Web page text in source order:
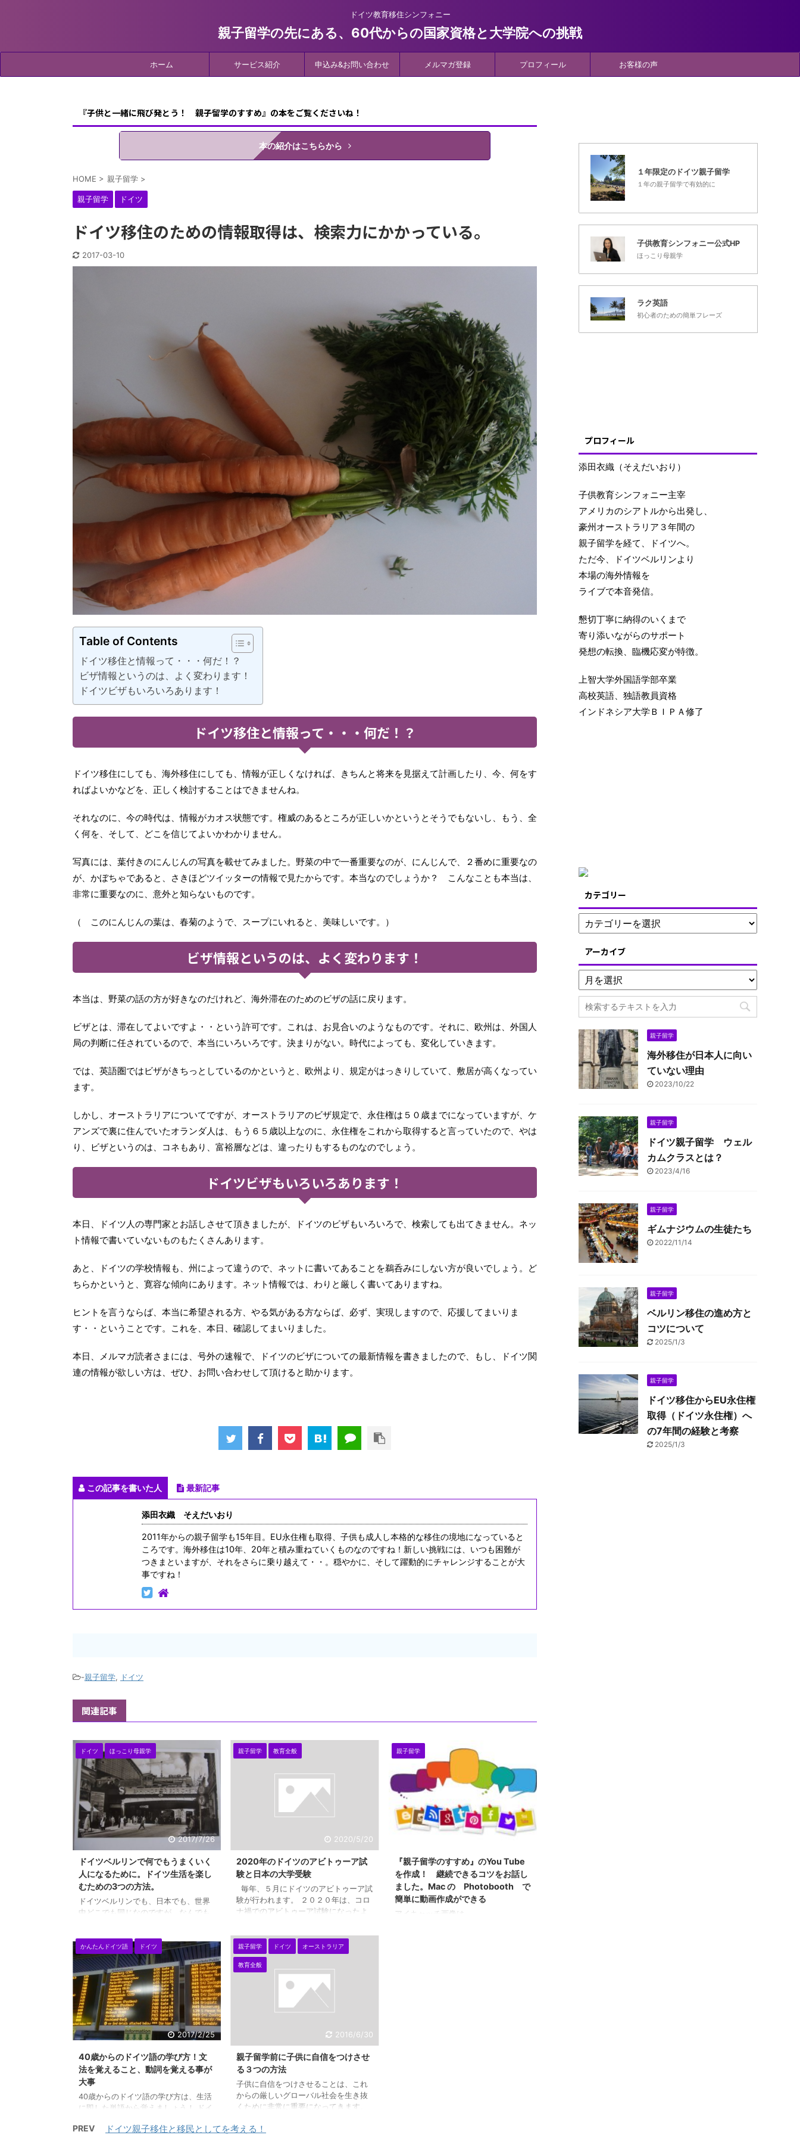
ドイツ教育移住シンフォニー
親子留学の先にある、60代からの国家資格と大学院への挑戦
ホーム サービス紹介 申込み&お問い合わせ メルマガ登録 プロフィール お客様の声
『子供と一緒に飛び発とう！ 親子留学のすすめ』の本をご覧くださいね！
本の紹介はこちらから
HOME > 親子留学 >
親子留学 ドイツ
ドイツ移住のための情報取得は、検索力にかかっている。
2017-03-10
Table of Contents
ドイツ移住と情報って・・・何だ！？
ビザ情報というのは、よく変わります！
ドイツビザもいろいろあります！
ドイツ移住と情報って・・・何だ！？
ドイツ移住にしても、海外移住にしても、情報が正しくなければ、きちんと将来を見据えて計画したり、今、何をす
ればよいかなどを、正しく検討することはできませんね。
それなのに、今の時代は、情報がカオス状態です。権威のあるところが正しいかというとそうでもないし、もう、全
く何を、そして、どこを信じてよいかわかりません。
写真には、葉付きのにんじんの写真を載せてみました。野菜の中で一番重要なのが、にんじんで、２番めに重要なの
が、かぼちゃであると、さきほどツイッターの情報で見たからです。本当なのでしょうか？ こんなことも本当は、
非常に重要なのに、意外と知らないものです。
（ このにんじんの葉は、春菊のようで、スープにいれると、美味しいです。）
ビザ情報というのは、よく変わります！
本当は、野菜の話の方が好きなのだけれど、海外滞在のためのビザの話に戻ります。
ビザとは、滞在してよいですよ・・という許可です。これは、お見合いのようなものです。それに、欧州は、外国人
局の判断に任されているので、本当にいろいろです。決まりがない。時代によっても、変化していきます。
では、英語圏ではビザがきちっとしているのかというと、欧州より、規定がはっきりしていて、敷居が高くなってい
ます。
しかし、オーストラリアについてですが、オーストラリアのビザ規定で、永住権は５０歳までになっていますが、ケ
アンズで裏に住んでいたオランダ人は、もう６５歳以上なのに、永住権をこれから取得すると言っていたので、やは
り、ビザというのは、コネもあり、富裕層などは、違ったりもするものなのでしょう。
ドイツビザもいろいろあります！
本日、ドイツ人の専門家とお話しさせて頂きましたが、ドイツのビザもいろいろで、検索しても出てきません。ネッ
ト情報で書いていないものもたくさんあります。
あと、ドイツの学校情報も、州によって違うので、ネットに書いてあることを鵜呑みにしない方が良いでしょう。ど
ちらかというと、寛容な傾向にあります。ネット情報では、わりと厳しく書いてありますね。
ヒントを言うならば、本当に希望される方、やる気がある方ならば、必ず、実現しますので、応援してまいりま
す・・ということです。これを、本日、確認してまいりました。
本日、メルマガ読者さまには、号外の速報で、ドイツのビザについての最新情報を書きましたので、もし、ドイツ関
連の情報が欲しい方は、ぜひ、お問い合わせして頂けると助かります。
この記事を書いた人 最新記事
添田衣織 そえだいおり
2011年からの親子留学も15年目。EU永住権も取得、子供も成人し本格的な移住の境地になっていると
ころです。海外移住は10年、20年と積み重ねていくものなのですね！新しい挑戦には、いつも困難が
つきまといますが、それをさらに乗り越えて・・。穏やかに、そして躍動的にチャレンジすることが大
事ですね！
-親子留学, ドイツ
関連記事
ドイツ ほっこり母親学
2017/7/26
ドイツベルリンで何でもうまくいく
人になるために。ドイツ生活を楽し
むための3つの方法。
ドイツベルリンでも、日本でも、世界
中どこでも同じなのですが、なんでも
大学の附属小学校のものすごい抽選の
倍率、30倍くらいを合格するお母さん
の法則を見つけようと、いろいろな人
を観察していた時期もありました。 30
倍の抽選を突破できるお母さんの特徴
は、簡単にいうと、お綺麗な方で
す！ お綺麗といっても、モデルのよ
うな綺麗さから、いろいろとあります
が、基本的には、聡明そうな賢い感じ
麗な方というのは、毎日の考え ...
親子留学 教育全般
2020/5/20
2020年のドイツのアビトゥーア試
験と日本の大学受験
毎年、５月にドイツのアビトゥーア試
験が行われます。 ２０２０年は、コロ
ナ禍でのアビトゥーア試験になったよ
トゥーア試験 どうなった？ 息子の
友人たちは、２０２０年のコロナ状況
下でドイツのアビトゥーア試験をした
そうです。 まだ、これから少し残って
いる科目もあるそうです。 授業もなか
ったのに、卒業試験をする・・という
感じだったようです。 点数のつけ方な
ども、細かくて、よく聞かないとわか
親子留学
『親子留学のすすめ』のYou Tube
を作成！ 継続できるコツをお話し
ました。Mac の Photobooth で
簡単に動画作成ができる
アイキャッチ画像は、
かんたんドイツ語 ドイツ
2017/2/25
40歳からのドイツ語の学び方！文
法を覚えること、動詞を覚える事が
大事
40歳からのドイツ語の学び方は、生活
に即した単語から覚えましょう！ ドイ
は、こちらのドイツ社会融合講座（イ
親子留学 ドイツ オーストラリア
教育全般
2016/6/30
親子留学前に子供に自信をつけさせ
る３つの方法
子供に自信をつけさせることは、これ
からの厳しいグローバル社会を生き抜
くために非常に重要になってきます。
について、厳しい意見を書いておられ
PREV ドイツ親子移住と移民としてを考える！
１年限定のドイツ親子留学
１年の親子留学で有効的に
子供教育シンフォニー公式HP
ほっこり母親学
ラク英語
初心者のための簡単フレーズ
プロフィール
添田衣織（そえだいおり）
子供教育シンフォニー主宰
アメリカのシアトルから出発し、
豪州オーストラリア３年間の
親子留学を経て、ドイツへ。
ただ今、ドイツベルリンより
本場の海外情報を
ライブで本音発信。
懇切丁寧に納得のいくまで
寄り添いながらのサポート
発想の転換、臨機応変が特徴。
上智大学外国語学部卒業
高校英語、独語教員資格
インドネシア大学ＢＩＰＡ修了
カテゴリー
アーカイブ
親子留学
海外移住が日本人に向い
ていない理由
2023/10/22
親子留学
ドイツ親子留学 ウェル
カムクラスとは？
2023/4/16
親子留学
ギムナジウムの生徒たち
2022/11/14
親子留学
ベルリン移住の進め方と
コツについて
2025/1/3
親子留学
ドイツ移住からEU永住権
取得（ドイツ永住権）へ
の7年間の経験と考察
2025/1/3